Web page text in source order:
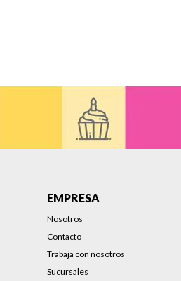
EMPRESA
Nosotros
Contacto
Trabaja con nosotros
Sucursales